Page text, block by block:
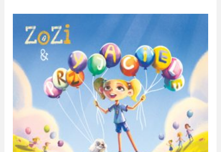
38,90 zł
do
42,99 zł